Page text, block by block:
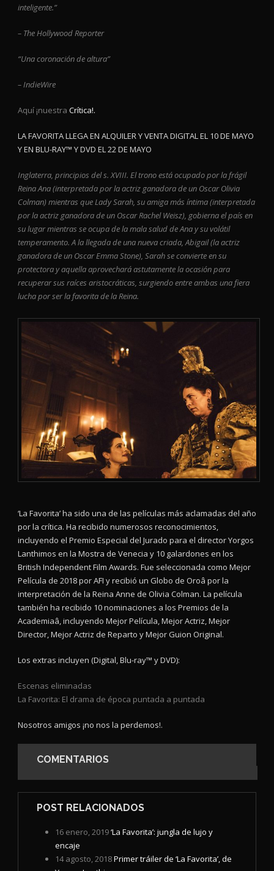
inteligente.”
– The Hollywood Reporter
“Una coronación de altura”
– IndieWire
Aquí ¡nuestra Crítica!.
LA FAVORITA LLEGA EN ALQUILER Y VENTA DIGITAL EL 10 DE MAYO
Y EN BLU-RAY™ Y DVD EL 22 DE MAYO
Inglaterra, principios del s. XVIII. El trono está ocupado por la frágil
Reina Ana (interpretada por la actriz ganadora de un Oscar Olivia
Colman) mientras que Lady Sarah, su amiga más íntima (interpretada
por la actriz ganadora de un Oscar Rachel Weisz), gobierna el país en
su lugar mientras se ocupa de la mala salud de Ana y su volátil
temperamento. A la llegada de una nueva criada, Abigail (la actriz
ganadora de un Oscar Emma Stone), Sarah se convierte en su
protectora y aquella aprovechará astutamente la ocasión para
recuperar sus raíces aristocráticas, surgiendo entre ambas una fiera
lucha por ser la favorita de la Reina.
‘La Favorita’ ha sido una de las películas más aclamadas del año
por la crítica. Ha recibido numerosos reconocimientos,
incluyendo el Premio Especial del Jurado para el director Yorgos
Lanthimos en la Mostra de Venecia y 10 galardones en los
British Independent Film Awards. Fue seleccionada como Mejor
Película de 2018 por AFI y recibió un Globo de Oroâ por la
interpretación de la Reina Anne de Olivia Colman. La película
también ha recibido 10 nominaciones a los Premios de la
Academiaâ, incluyendo Mejor Película, Mejor Actriz, Mejor
Director, Mejor Actriz de Reparto y Mejor Guion Original.
Los extras incluyen (Digital, Blu-ray™ y DVD):
Escenas eliminadas
La Favorita: El drama de época puntada a puntada
Nosotros amigos ¡no nos la perdemos!.
COMENTARIOS
POST RELACIONADOS
16 enero, 2019‘La Favorita’: jungla de lujo y
encaje
14 agosto, 2018Primer tráiler de ‘La Favorita’, de